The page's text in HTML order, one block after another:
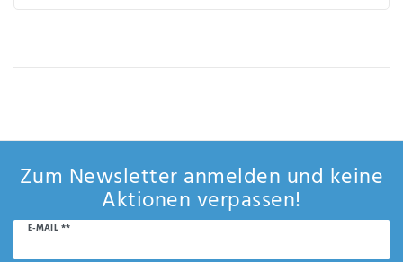
Zum Newsletter anmelden und keine
Aktionen verpassen!
E-MAIL **
Newsletter